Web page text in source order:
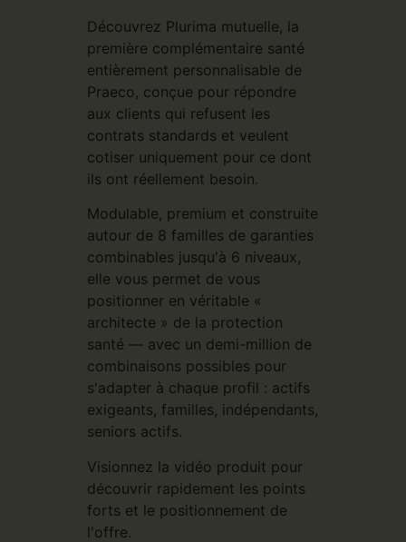
Découvrez Plurima mutuelle, la
première complémentaire santé
entièrement personnalisable de
Praeco, conçue pour répondre
aux clients qui refusent les
contrats standards et veulent
cotiser uniquement pour ce dont
ils ont réellement besoin.
Modulable, premium et construite
autour de 8 familles de garanties
combinables jusqu'à 6 niveaux,
elle vous permet de vous
positionner en véritable «
architecte » de la protection
santé — avec un demi-million de
combinaisons possibles pour
s'adapter à chaque profil : actifs
exigeants, familles, indépendants,
seniors actifs.
Visionnez la vidéo produit pour
découvrir rapidement les points
forts et le positionnement de
l'offre.